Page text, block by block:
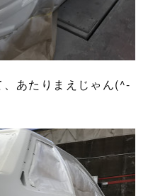
あたりまえじゃん(^-